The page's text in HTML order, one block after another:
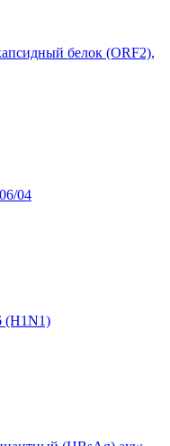
белок (ORF2),
04
(H1N1)